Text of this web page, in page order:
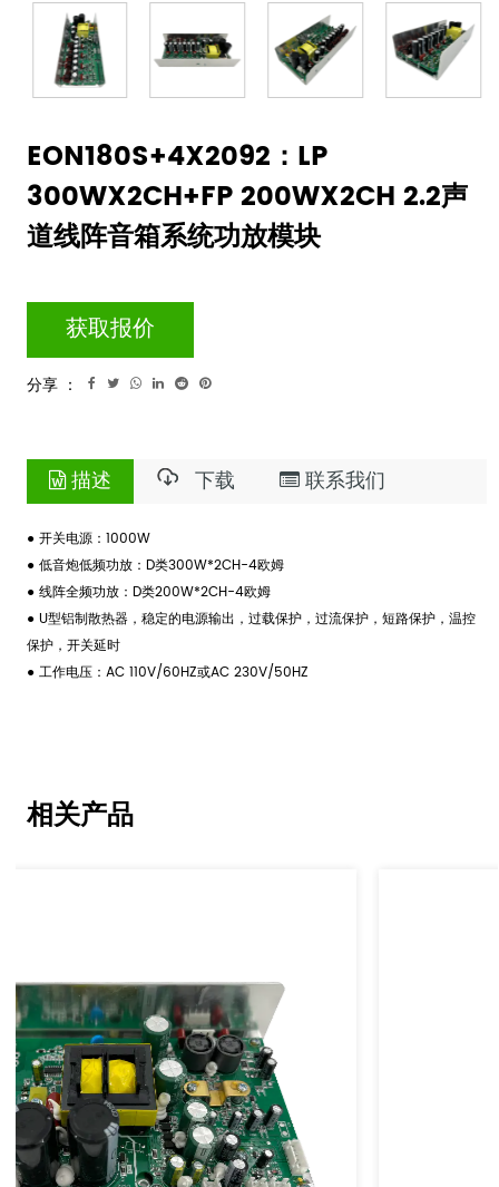
EON180S+4X2092：LP
300WX2CH+FP 200WX2CH 2.2声
道线阵音箱系统功放模块
获取报价
分享 ：
描述 下载 联系我们
● 开关电源：1000W
● 低音炮低频功放：D类300W*2CH-4欧姆
● 线阵全频功放：D类200W*2CH-4欧姆
● U型铝制散热器，稳定的电源输出，过载保护，过流保护，短路保护，温控
保护，开关延时
● 工作电压：AC 110V/60HZ或AC 230V/50HZ
相关产品